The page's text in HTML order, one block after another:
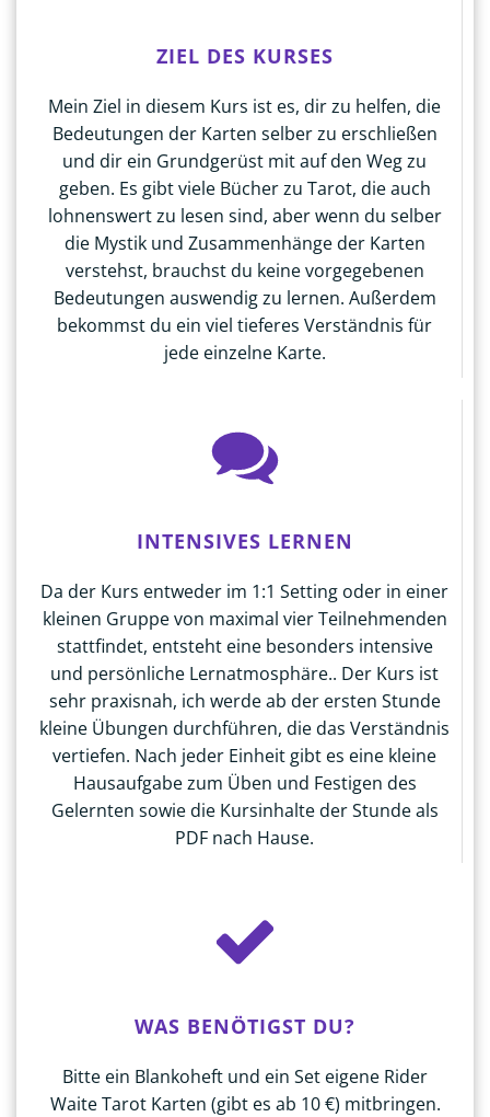
ZIEL DES KURSES
Mein Ziel in diesem Kurs ist es, dir zu helfen, die
Bedeutungen der Karten selber zu erschließen
und dir ein Grundgerüst mit auf den Weg zu
geben. Es gibt viele Bücher zu Tarot, die auch
lohnenswert zu lesen sind, aber wenn du selber
die Mystik und Zusammenhänge der Karten
verstehst, brauchst du keine vorgegebenen
Bedeutungen auswendig zu lernen. Außerdem
bekommst du ein viel tieferes Verständnis für
jede einzelne Karte.
INTENSIVES LERNEN
Da der Kurs entweder im 1:1 Setting oder in einer
kleinen Gruppe von maximal vier Teilnehmenden
stattfindet, entsteht eine besonders intensive
und persönliche Lernatmosphäre.. Der Kurs ist
sehr praxisnah, ich werde ab der ersten Stunde
kleine Übungen durchführen, die das Verständnis
vertiefen. Nach jeder Einheit gibt es eine kleine
Hausaufgabe zum Üben und Festigen des
Gelernten sowie die Kursinhalte der Stunde als
PDF nach Hause.
WAS BENÖTIGST DU?
Bitte ein Blankoheft und ein Set eigene Rider
Waite Tarot Karten (gibt es ab 10 €) mitbringen.